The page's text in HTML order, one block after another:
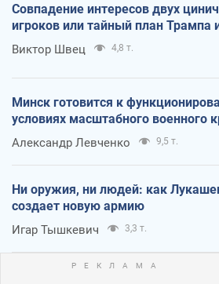
Совпадение интересов двух
игроков или тайный план Трампа
Виктор Швец 4,8 т.
Минск готовится к
условиях масштабного военного
Александр Левченко 9,5 т.
Ни оружия, ни людей: как
создает новую армию
Игар Тышкевич 3,3 т.